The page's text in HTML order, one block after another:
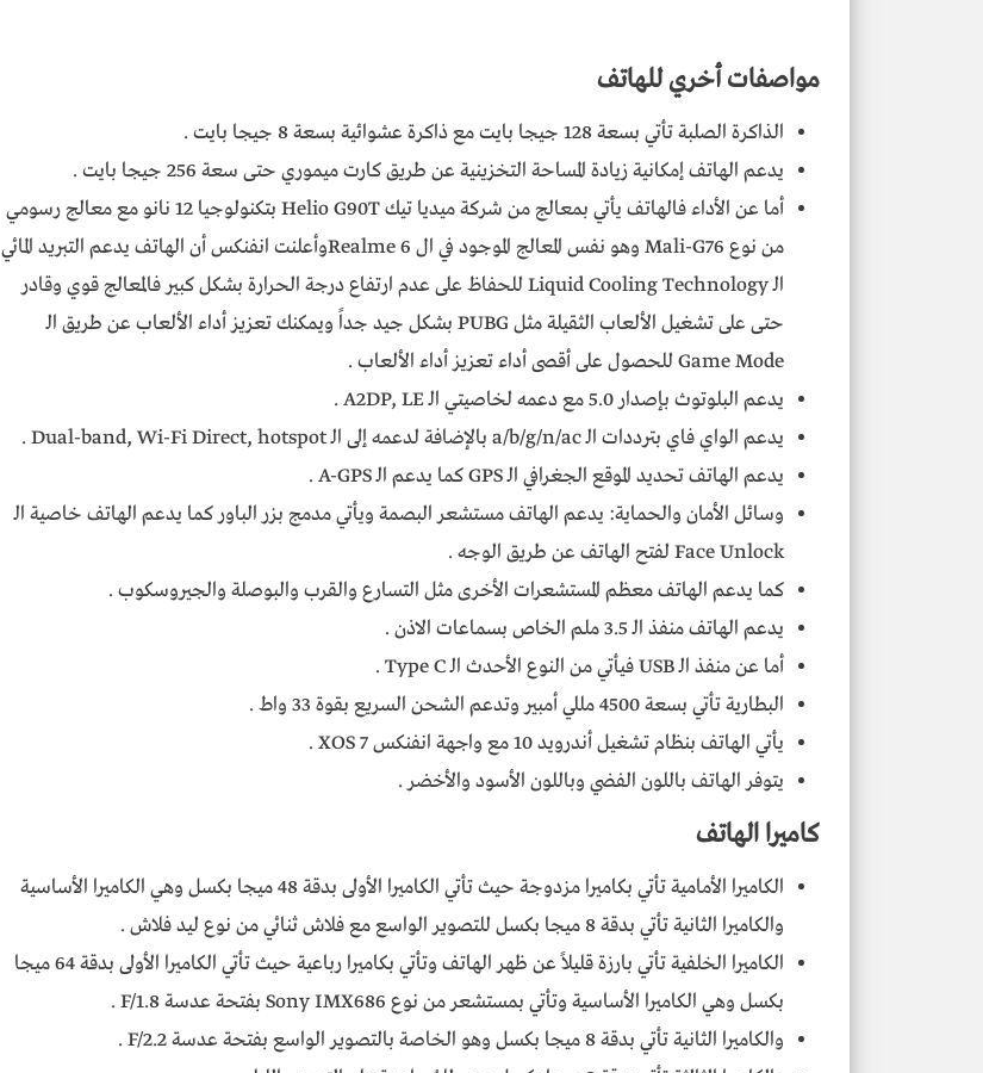
مواصفات أخري للهاتف
الذاكرة الصلبة تأتي بسعة 128 جيجا بايت مع ذاكرة عشوائية بسعة 8 جيجا بايت .
يدعم الهاتف إمكانية زيادة المساحة التخزينية عن طريق كارت ميموري حتى سعة 256 جيجا بايت .
أما عن الأداء فالهاتف يأتي بمعالج من شركة ميديا تيك Helio G90T بتكنولوجيا 12 نانو مع معالج رسومي
من نوع Mali-G76 وهو نفس المعالج الموجود في ال Realme 6وأعلنت انفنكس أن الهاتف يدعم التبريد المائي
الـ Liquid Cooling Technology للحفاظ على عدم ارتفاع درجة الحرارة بشكل كبير فالمعالج قوي وقادر
حتى على تشغيل الألعاب الثقيلة مثل PUBG بشكل جيد جداً ويمكنك تعزيز أداء الألعاب عن طريق الـ
Game Mode للحصول على أقصى أداء تعزيز أداء الألعاب .
يدعم البلوتوث بإصدار 5.0 مع دعمه لخاصيتي الـ A2DP, LE .
يدعم الواي فاي بترددات الـ a/b/g/n/ac بالإضافة لدعمه إلى الـ Dual-band, Wi-Fi Direct, hotspot .
يدعم الهاتف تحديد الموقع الجغرافي الـ GPS كما يدعم الـ A-GPS .
وسائل الأمان والحماية: يدعم الهاتف مستشعر البصمة ويأتي مدمج بزر الباور كما يدعم الهاتف خاصية الـ
Face Unlock لفتح الهاتف عن طريق الوجه .
كما يدعم الهاتف معظم المستشعرات الأخرى مثل التسارع والقرب والبوصلة والجيروسكوب .
يدعم الهاتف منفذ الـ 3.5 ملم الخاص بسماعات الاذن .
أما عن منفذ الـ USB فيأتي من النوع الأحدث الـ Type C .
البطارية تأتي بسعة 4500 مللي أمبير وتدعم الشحن السريع بقوة 33 واط .
يأتي الهاتف بنظام تشغيل أندرويد 10 مع واجهة انفنكس XOS 7 .
يتوفر الهاتف باللون الفضي وباللون الأسود والأخضر .
كاميرا الهاتف
الكاميرا الأمامية تأتي بكاميرا مزدوجة حيث تأتي الكاميرا الأولى بدقة 48 ميجا بكسل وهي الكاميرا الأساسية
والكاميرا الثانية تأتي بدقة 8 ميجا بكسل للتصوير الواسع مع فلاش ثنائي من نوع ليد فلاش .
الكاميرا الخلفية تأتي بارزة قليلاً عن ظهر الهاتف وتأتي بكاميرا رباعية حيث تأتي الكاميرا الأولى بدقة 64 ميجا
بكسل وهي الكاميرا الأساسية وتأتي بمستشعر من نوع Sony IMX686 بفتحة عدسة F/1.8 .
والكاميرا الثانية تأتي بدقة 8 ميجا بكسل وهو الخاصة بالتصوير الواسع بفتحة عدسة F/2.2 .